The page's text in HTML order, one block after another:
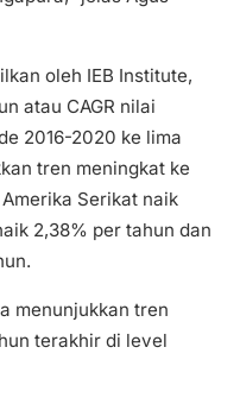
oleh IEB Institute,
atau CAGR nilai
2016-2020 ke lima
tren meningkat ke
Serikat naik
2,38% per tahun dan
menunjukkan tren
terakhir di level